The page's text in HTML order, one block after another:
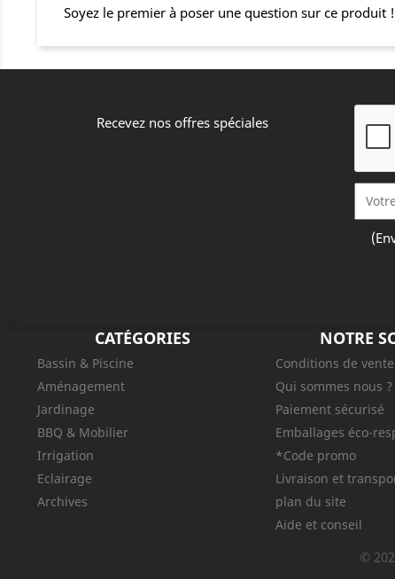
Soyez le premier à poser une question sur ce produit !
Recevez nos offres spéciales
CATÉGORIES
Bassin & Piscine
Aménagement
Jardinage
BBQ & Mobilier
Irrigation
Eclairage
Archives
NOTRE
Conditions de vente
Qui sommes nous ?
Paiement sécurisé
Emballages éco-
*Code promo
Livraison et
plan du site
Aide et conseil
©